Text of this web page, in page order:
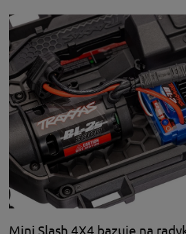
Mini Slash 4X4 bazuje na